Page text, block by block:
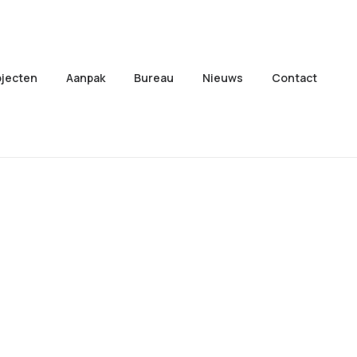
Aanpak Bureau Nieuws Contact